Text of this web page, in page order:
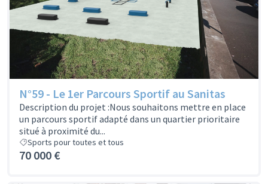
N°59 - Le 1er Parcours Sportif au Sanitas
Description du projet :Nous souhaitons mettre en place
un parcours sportif adapté dans un quartier prioritaire
situé à proximité du...
Sports pour toutes et tous
70 000 €